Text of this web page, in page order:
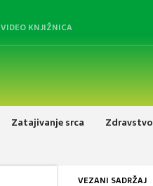
VIDEO KNJIŽNICA
Zatajivanje srca Zdravstvo
VEZANI SADRŽAJ